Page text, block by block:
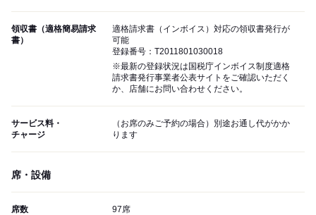
領収書（適格簡易請求
書）
適格請求書（インボイス）対応の領収書発行が
可能
登録番号：T2011801030018
※最新の登録状況は国税庁インボイス制度適格
請求書発行事業者公表サイトをご確認いただく
か、店舗にお問い合わせください。
サービス料・
チャージ
（お席のみご予約の場合）別途お通し代がかか
ります
席・設備
席数 97席